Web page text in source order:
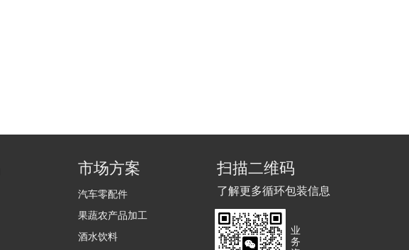
扫描二维码
了解更多循环包装信息
业
务
市场方案
汽车零配件
果蔬农产品加工
酒水饮料